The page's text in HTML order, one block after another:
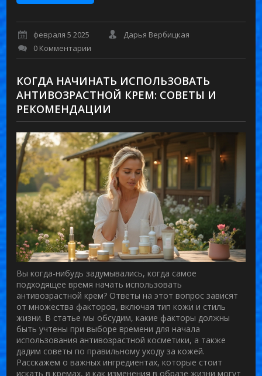
февраля 5 2025
Дарья Вербицкая
0 Комментарии
КОГДА НАЧИНАТЬ ИСПОЛЬЗОВАТЬ
АНТИВОЗРАСТНОЙ КРЕМ: СОВЕТЫ И
РЕКОМЕНДАЦИИ
Вы когда-нибудь задумывались, когда самое
подходящее время начать использовать
антивозрастной крем? Ответы на этот вопрос зависят
от множества факторов, включая тип кожи и стиль
жизни. В статье мы обсудим, какие факторы должны
быть учтены при выборе времени для начала
использования антивозрастной косметики, а также
дадим советы по правильному уходу за кожей.
Расскажем о важных ингредиентах, которые стоит
искать в кремах, и как изменения в образе жизни могут